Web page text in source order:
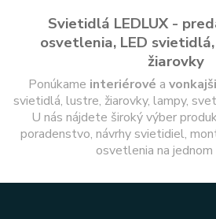
Svietidlá LEDLUX -
osvetlenia, LED
žiarovky
Ponúkame interiérové a
svietidlá, lustre, žiarovky, lampy,
U nás nájdete široký výber
poradenstvo, návrhy svietidiel,
osvetlenia na